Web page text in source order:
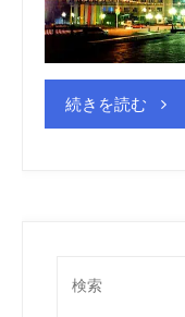
続きを読む“カ